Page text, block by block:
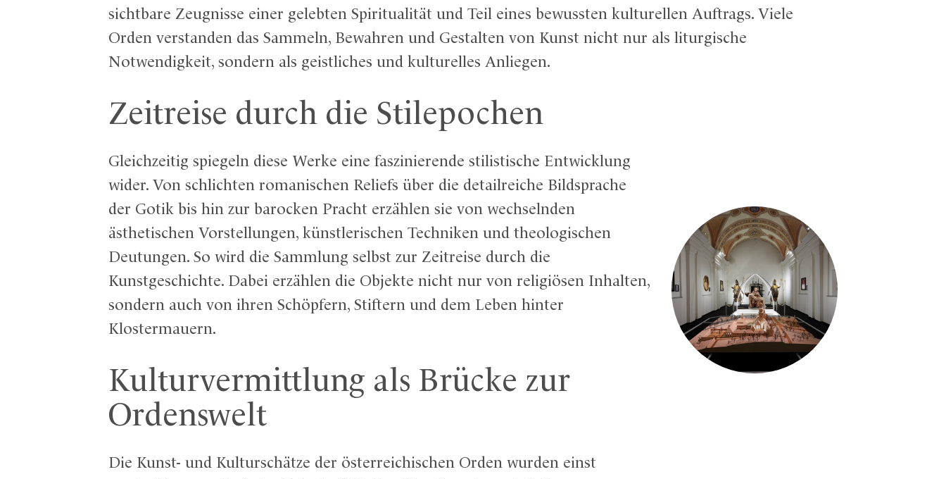
sichtbare Zeugnisse einer gelebten Spiritualität und Teil eines bewussten kulturellen Auftrags. Viele
Orden verstanden das Sammeln, Bewahren und Gestalten von Kunst nicht nur als liturgische
Notwendigkeit, sondern als geistliches und kulturelles Anliegen.
Zeitreise durch die Stilepochen
Gleichzeitig spiegeln diese Werke eine faszinierende stilistische Entwicklung
wider. Von schlichten romanischen Reliefs über die detailreiche Bildsprache
der Gotik bis hin zur barocken Pracht erzählen sie von wechselnden
ästhetischen Vorstellungen, künstlerischen Techniken und theologischen
Deutungen. So wird die Sammlung selbst zur Zeitreise durch die
Kunstgeschichte. Dabei erzählen die Objekte nicht nur von religiösen Inhalten,
sondern auch von ihren Schöpfern, Stiftern und dem Leben hinter
Klostermauern.
Kulturvermittlung als Brücke zur
Ordenswelt
Die Kunst- und Kulturschätze der österreichischen Orden wurden einst